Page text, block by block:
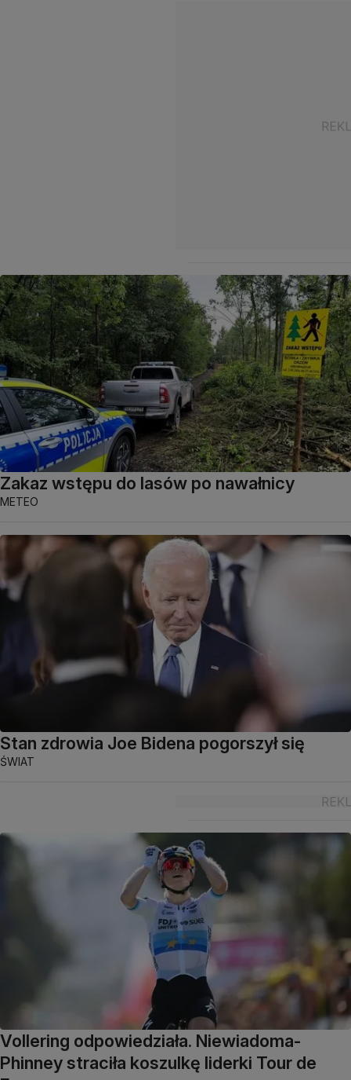
Zakaz wstępu do lasów po nawałnicy
METEO
Stan zdrowia Joe Bidena pogorszył się
ŚWIAT
Vollering odpowiedziała. Niewiadoma-
Phinney straciła koszulkę liderki Tour de